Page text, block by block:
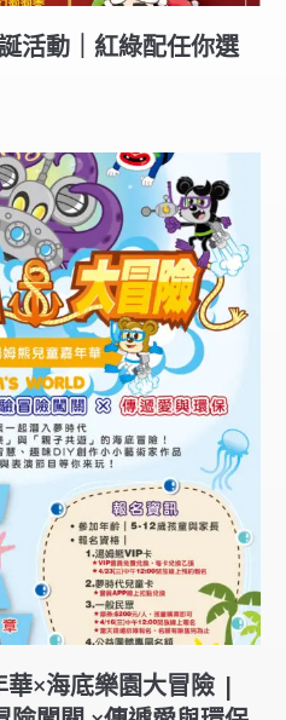
活動｜紅綠配任你選
×海底樂園大冒險 |